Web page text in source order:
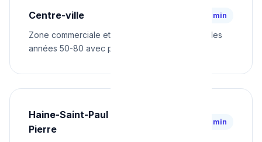
Centre-ville ⚡ 28 min
Zone commerciale et résidentielle. Immeubles des
années 50-80 avec plomberie vieillissante
Haine-Saint-Paul & Haine-Saint-
Pierre
⚡ 30 min